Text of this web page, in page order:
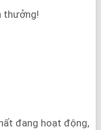
thưởng!
đang hoạt động,